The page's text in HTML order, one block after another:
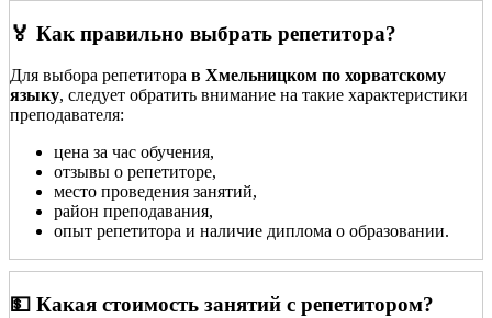
🏅 Как правильно выбрать репетитора?
Для выбора репетитора в Хмельницком по хорватскому
языку, следует обратить внимание на такие характеристики
преподавателя:
цена за час обучения,
отзывы о репетиторе,
место проведения занятий,
район преподавания,
опыт репетитора и наличие диплома о образовании.
💵 Какая стоимость занятий с репетитором?